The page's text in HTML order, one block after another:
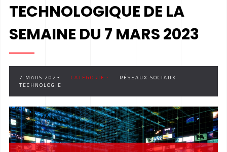
TECHNOLOGIQUE DE LA
SEMAINE DU 7 MARS 2023
7 MARS 2023 CATÉGORIE :
RÉSEAUX SOCIAUX
TECHNOLOGIE